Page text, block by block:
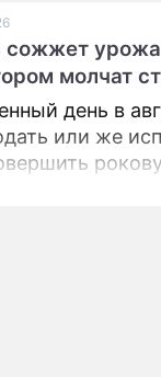
сожжет
молчат
день в
или же